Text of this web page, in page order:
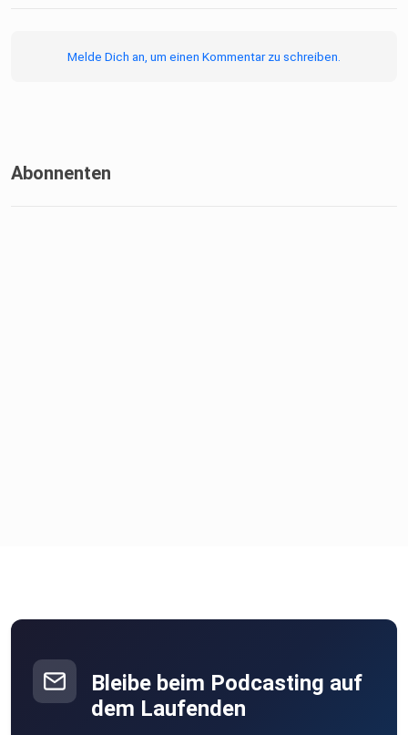
Melde Dich an, um einen Kommentar zu schreiben.
Abonnenten
Bleibe beim Podcasting auf
dem Laufenden